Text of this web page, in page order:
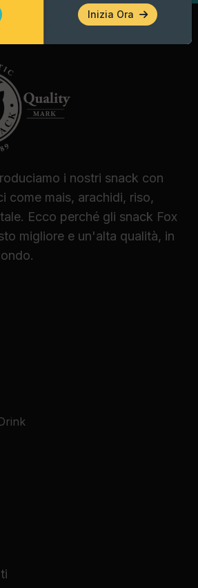
Professionisti
Gourmet
Italia sono la scelta
Bar:
hour con un finger food
Shop: Perfette per
grazie alla capacità di
bianchi freschi che birre
per eventi a tema,
autentica o un
e veloce da preparare.
Freddo
i nostri snack con
come mais, arachidi, riso,
Ecco perché gli snack Fox
migliore e un'alta qualità, in
Inizia Ora